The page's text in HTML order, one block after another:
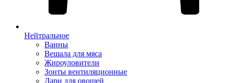
Нейтральное
Ванны
Вешала для мяса
Жироуловители
Зонты вентиляционные
Лари для овощей